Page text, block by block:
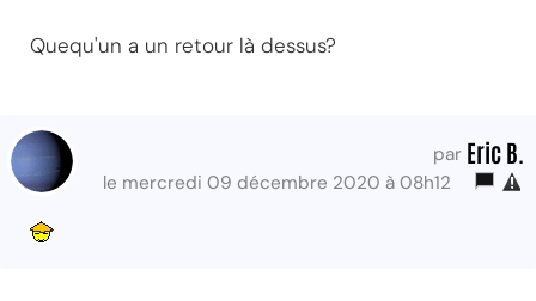
Quequ'un a un retour là dessus?
par Eric B.
le mercredi 09 décembre 2020 à 08h12